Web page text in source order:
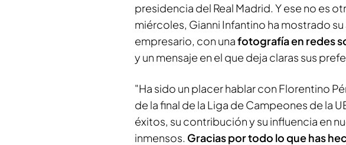
presidencia del Real Madrid. Y ese no es
miércoles, Gianni Infantino ha mostrado
empresario, con unafotografía en redes
y un mensaje en el que deja claras sus
"Ha sido un placer hablar con Florentino
de la final de la Liga de Campeones de la
éxitos, su contribución y su influencia en
inmensos. Gracias por todo lo que has